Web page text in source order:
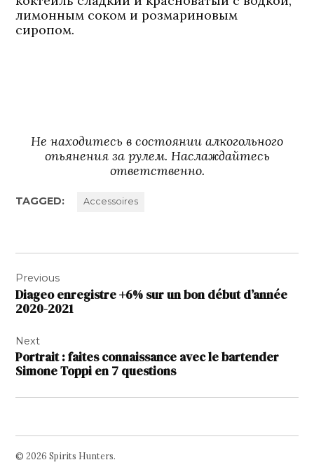
лимонным соком и розмариновым
сиропом.
Не находитесь в состоянии алкогольного
опьянения за рулем. Наслаждайтесь
ответственно.
TAGGED: Accessoires
de
l’article
Previous
Diageo enregistre +6% sur un bon début d’année
2020-2021
Next
Portrait : faites connaissance avec le bartender
Simone Toppi en 7 questions
© 2026 Spirits Hunters.